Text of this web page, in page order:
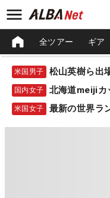
全ツアー ギア
米国男子
国内女子 北海道meiji
米国女子 最新の世界ラ